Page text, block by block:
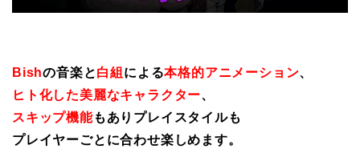
Bishの音楽と白組 による本格的アニメーション、
ヒト化した美麗なキャラクター、
スキップ機能もありプレイスタイルも
プレイヤーごとに合わせ楽しめます。